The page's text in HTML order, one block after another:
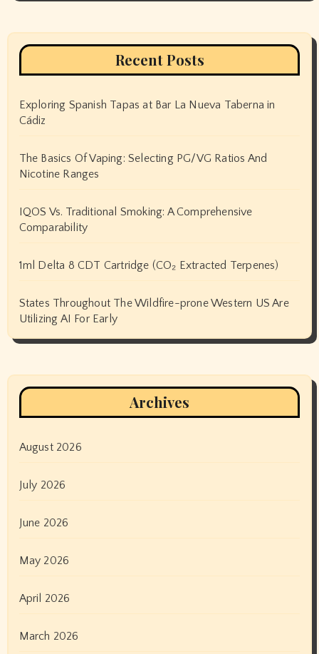
Recent Posts
Exploring Spanish Tapas at Bar La Nueva Taberna in
Cádiz
The Basics Of Vaping: Selecting PG/VG Ratios And
Nicotine Ranges
IQOS Vs. Traditional Smoking: A Comprehensive
Comparability
1ml Delta 8 CDT Cartridge (CO₂ Extracted Terpenes)
States Throughout The Wildfire-prone Western US Are
Utilizing AI For Early
Archives
August 2026
July 2026
June 2026
May 2026
April 2026
March 2026